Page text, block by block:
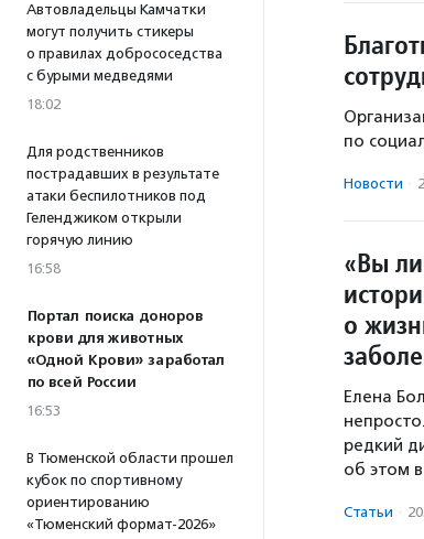
Автовладельцы Камчатки
могут получить стикеры
о правилах добрососедства
с бурыми медведями
18:02
Для родственников
пострадавших в результате
атаки беспилотников под
Геленджиком открыли
горячую линию
16:58
Портал поиска доноров
крови для животных
«Одной Крови» заработал
по всей России
16:53
В Тюменской области прошел
кубок по спортивному
ориентированию
«Тюменский формат-2026»
по
Новости ·
«Вы
о
Елена
редкий
об этом
Статьи ·